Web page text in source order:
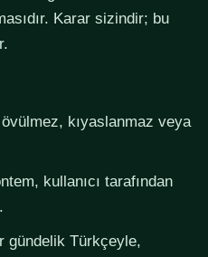
Karar sizindir; bu
kıyaslanmaz veya
kullanıcı tarafından
gündelik Türkçeyle,